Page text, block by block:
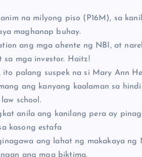
na milyong piso (P16M), sa
maghanap buhay.
ang mga ahente ng NBI, at
sa mga investor. Haitz!
palang suspek na si Mary Ann
ang kanyang kaalaman sa
school.
anila ang kanilang pera ay
kasong estafa
ang lahat ng makakaya
ang mga biktima.